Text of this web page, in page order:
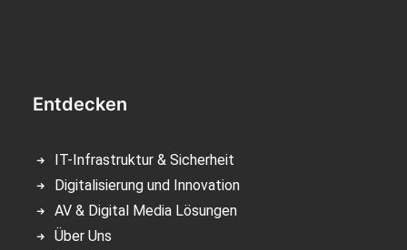
Entdecken
IT-Infrastruktur & Sicherheit
Digitalisierung und Innovation
AV & Digital Media Lösungen
Über Uns